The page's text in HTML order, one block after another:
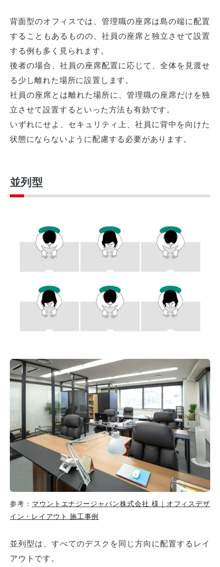
背面型のオフィスでは、管理職の座席は島の端に配置
することもあるものの、社員の座席と独立させて設置
する例も多く見られます。
後者の場合、社員の座席配置に応じて、全体を見渡せ
る少し離れた場所に設置します。
社員の座席とは離れた場所に、管理職の座席だけを独
立させて設置するといった方法も有効です。
いずれにせよ、セキュリティ上、社員に背中を向けた
状態にならないように配慮する必要があります。
並列型
参考： マウントエナジージャパン株式会社 様｜オフィスデザ
イン・レイアウト 施工事例
並列型は、すべてのデスクを同じ方向に配置するレイ
アウトです。